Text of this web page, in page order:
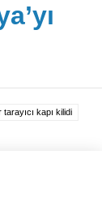
tarayıcı kapı kilidi